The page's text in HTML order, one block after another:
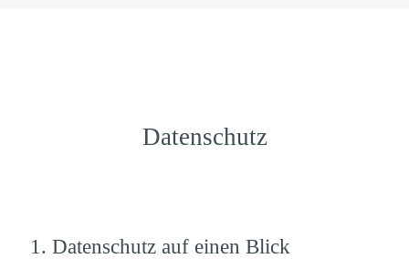
Datenschutz
1. Datenschutz auf einen Blick